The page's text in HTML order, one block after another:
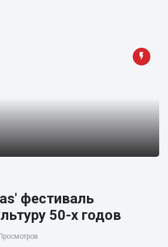
фестиваль
50-х годов